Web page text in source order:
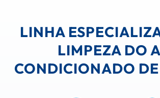
LINHA
LIMPEZA DO
CONDICIONADO